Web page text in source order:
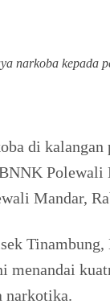
narkoba
di
Mandar,
menandai
narkotika.